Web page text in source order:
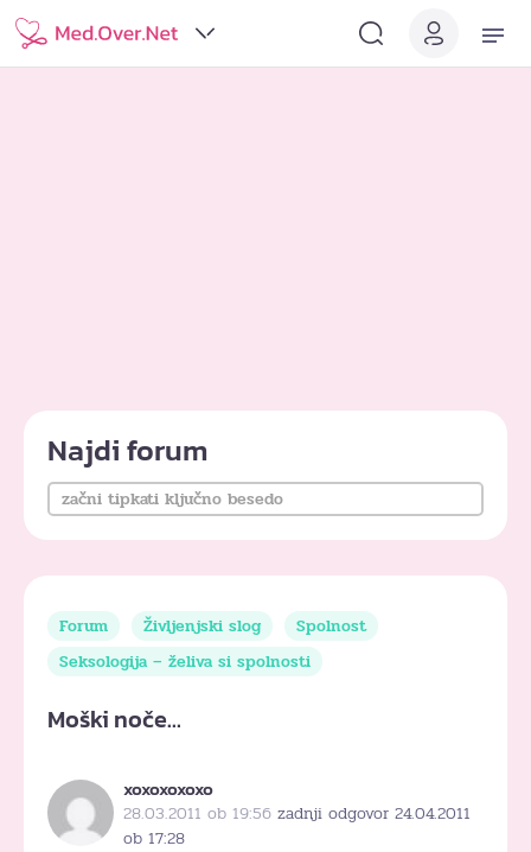
Najdi forum
Forum Življenjski slog
Spolnost
Seksologija – želiva si spolnosti
Moški noče…
xoxoxoxoxo
28.03.2011 ob 19:56 zadnji odgovor 24.04.2011
ob 17:28